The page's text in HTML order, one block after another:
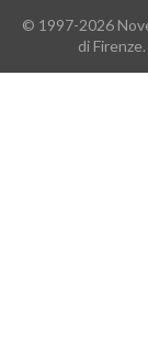
© 1997-2026
di